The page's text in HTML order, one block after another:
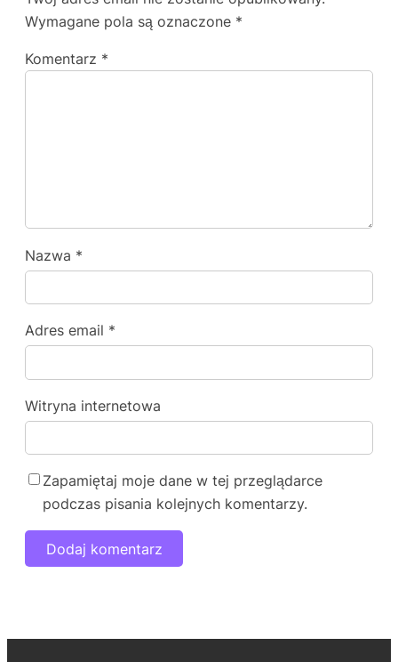
Wymagane pola są oznaczone *
Komentarz *
Nazwa *
Adres email *
Witryna internetowa
Zapamiętaj moje dane w tej przeglądarce
podczas pisania kolejnych komentarzy.